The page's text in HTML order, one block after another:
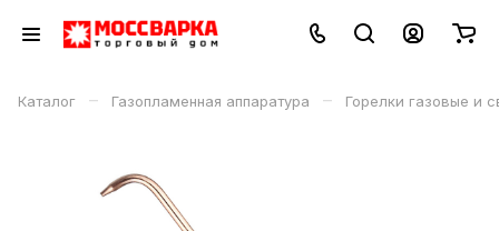
Каталог – Газопламенная аппаратура – Горелки газовые и